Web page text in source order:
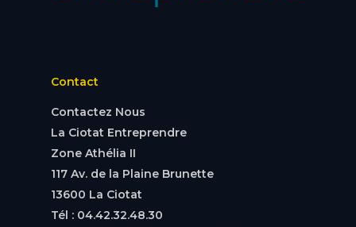
Contact
Contactez Nous
La Ciotat Entreprendre
Zone Athélia II
117 Av. de la Plaine Brunette
13600 La Ciotat
Tél : 04.42.32.48.30